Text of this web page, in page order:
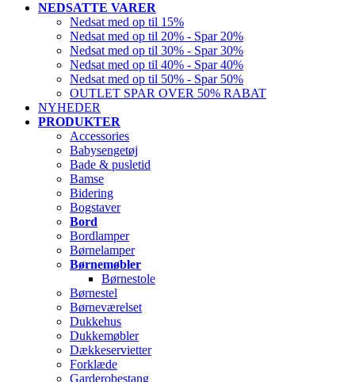
NEDSATTE VARER
Nedsat med op til 15%
Nedsat med op til 20% - Spar 20%
Nedsat med op til 30% - Spar 30%
Nedsat med op til 40% - Spar 40%
Nedsat med op til 50% - Spar 50%
OUTLET SPAR OVER 50% RABAT
NYHEDER
PRODUKTER
Accessories
Babysengetøj
Bade & pusletid
Bamse
Bidering
Bogstaver
Bord
Bordlamper
Børnelamper
Børnemøbler
Børnestole
Børnestel
Børneværelset
Dukkehus
Dukkemøbler
Dækkeservietter
Forklæde
Garderobestang